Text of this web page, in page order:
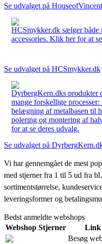
Se udvalget på
HCSmykker.dk sælger både
accessories. Klik her for at
Se udvalget på HCSmykker.dk
DyrbergKern.dks produkter
mange forskellige
belægning af metalbasen til
polering og montering af
for at se deres udvalg.
Se udvalget på
Vi har gennemgået de mest
med stjerner fra 1 til 5 ud fra
sortimentstørrelse,
leveringsformer og
Bedst anmeldte webshops
Webshop Stjerner
Link
Besøg